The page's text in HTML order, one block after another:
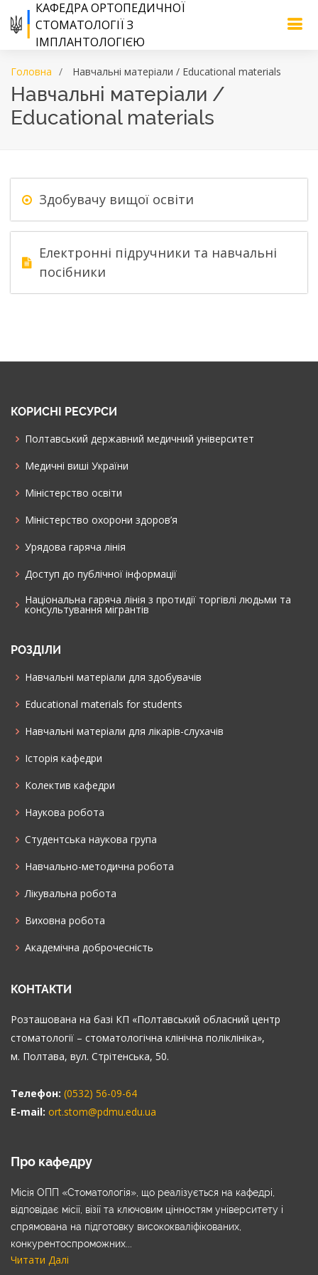
КАФЕДРА ОРТОПЕДИЧНОЇ
СТОМАТОЛОГІЇ З
ІМПЛАНТОЛОГІЄЮ
Головна Навчальні матеріали / Educational materials
Навчальні матеріали /
Educational materials
Здобувачу вищої освіти
Електронні підручники та навчальні
посібники
КОРИСНІ РЕСУРСИ
Полтавський державний медичний університет
Медичні виші України
Міністерство освіти
Міністерство охорони здоров’я
Урядова гаряча лінія
Доступ до публічної інформації
Національна гаряча лінія з протидії торгівлі людьми та
консультування мiгрантiв
РОЗДІЛИ
Навчальні матеріали для здобувачів
Educational materials for students
Навчальні матеріали для лікарів-слухачів
Історія кафедри
Колектив кафедри
Наукова робота
Cтудентська наукова група
Навчально-методична робота
Лікувальна робота
Виховна робота
Академічна доброчесність
КОНТАКТИ
Розташована на базі КП «Полтавський обласний центр
стоматології – стоматологічна клінічна поліклініка»,
м. Полтава, вул. Стрітенська, 50.
Телефон: (0532) 56-09-64
E-mail: ort.stom@pdmu.edu.ua
Про кафедру
Місія ОПП «Стоматологія», що реалізується на кафедрі,
відповідає місії, візії та ключовим цінностям університету і
спрямована на підготовку висококваліфікованих,
конкурентоспроможних...
Читати Далі